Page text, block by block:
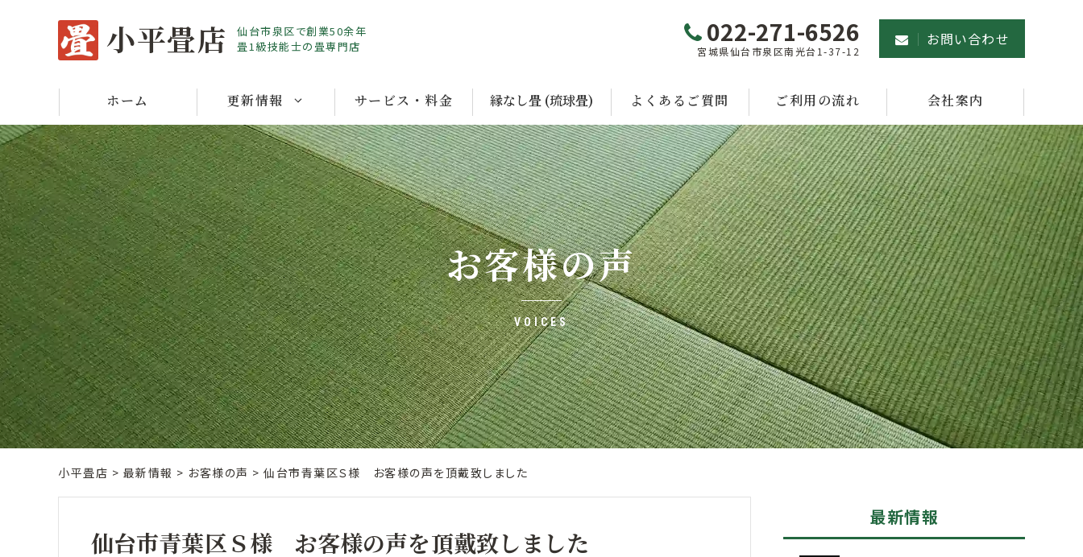
小平畳店
仙台市泉区で創業50余年
畳1級技能士の畳専門店
022-271-6526
宮城県仙台市泉区南光台1-37-12
お問い合わせ
ホーム 更新情報 サービス・料金 縁なし畳 (琉球畳) よくあるご質問 ご利用の流れ 会社案内
お客様の声
VOICES
小平畳店 > 最新情報 > お客様の声 > 仙台市青葉区Ｓ様 お客様の声を頂戴致しました
仙台市青葉区Ｓ様 お客様の声を頂戴致しました
最新情報